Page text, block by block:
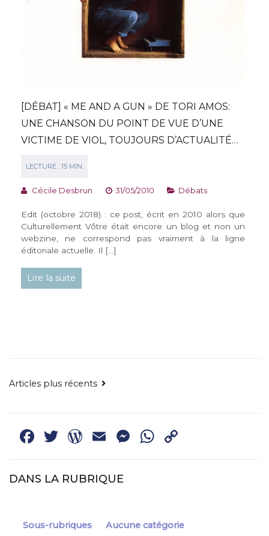
[DÉBAT] « ME AND A GUN » DE TORI AMOS:
UNE CHANSON DU POINT DE VUE D’UNE
VICTIME DE VIOL, TOUJOURS D’ACTUALITÉ…
Cécile Desbrun 31/05/2010 Débats
Edit (octobre 2018) : ce post, écrit en 2010 alors que
Culturellement Vôtre était encore un blog et non un
webzine, ne correspond pas vraiment à la ligne
éditoriale actuelle. Il […]
Lire la suite
NAVIGATION
Articles plus récents
Facebook
Twitter
WordPress
EmailMessenger
WhatsApp
DANS LA RUBRIQUE
Sous-rubriques Aucune catégorie